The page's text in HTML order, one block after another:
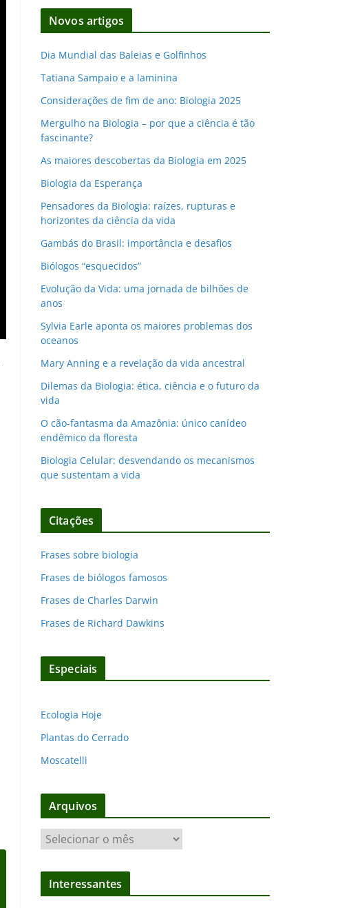
d
e
a
i
Novos artigos
Dia Mundial das Baleias e Golfinhos
Tatiana Sampaio e a laminina
Considerações de fim de ano: Biologia 2025
Mergulho na Biologia – por que a ciência é tão
fascinante?
As maiores descobertas da Biologia em 2025
Biologia da Esperança
Pensadores da Biologia: raízes, rupturas e
horizontes da ciência da vida
Gambás do Brasil: importância e desafios
Biólogos “esquecidos”
Evolução da Vida: uma jornada de bilhões de
anos
Sylvia Earle aponta os maiores problemas dos
oceanos
Mary Anning e a revelação da vida ancestral
Dilemas da Biologia: ética, ciência e o futuro da
vida
O cão-fantasma da Amazônia: único canídeo
endêmico da floresta
Biologia Celular: desvendando os mecanismos
que sustentam a vida
Citações
Frases sobre biologia
Frases de biólogos famosos
Frases de Charles Darwin
Frases de Richard Dawkins
Especiais
Ecologia Hoje
Plantas do Cerrado
Moscatelli
Arquivos
r
q
Interessantes